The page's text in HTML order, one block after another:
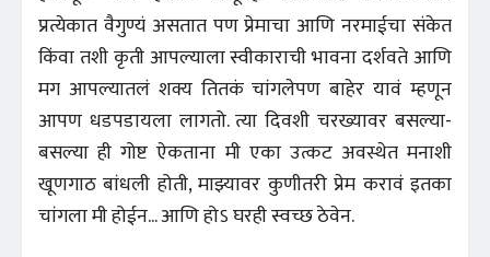
प्रत्येकात वैगुण्यं असतात पण प्रेमाचा आणि नरमाईचा संकेत
किंवा तशी कृती आपल्याला स्वीकाराची भावना दर्शवते आणि
मग आपल्यातलं शक्य तितकं चांगलेपण बाहेर यावं म्हणून
आपण धडपडायला लागतो. त्या दिवशी चरख्यावर बसल्या-
बसल्या ही गोष्ट ऐकताना मी एका उत्कट अवस्थेत मनाशी
खूणगाठ बांधली होती, माझ्यावर कुणीतरी प्रेम करावं इतका
चांगला मी होईन... आणि होऽ घरही स्वच्छ ठेवेन.